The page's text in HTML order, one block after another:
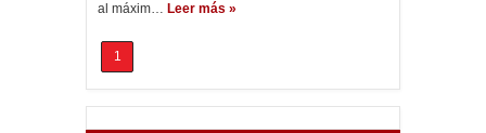
al máxim… Leer más »
1